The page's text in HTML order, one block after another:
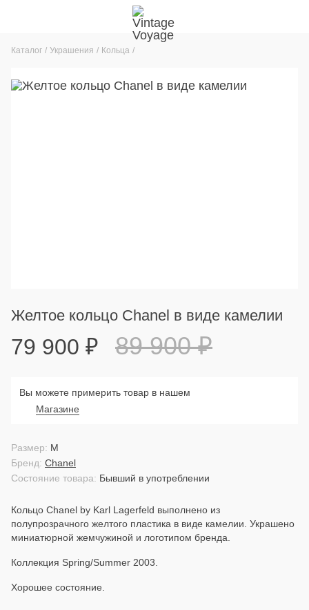
Каталог Украшения Кольца
Желтое кольцо Chanel в виде камелии
79 900 ₽ 89 900₽
Вы можете примерить товар в нашем
Магазине
Состояние товара: Бывший в употреблении
Бренд: Chanel
Размер: M
Кольцо Chanel by Karl Lagerfeld выполнено из
полупрозрачного желтого пластика в виде камелии. Украшено
миниатюрной жемчужиной и логотипом бренда.
Коллекция Spring/Summer 2003.
Хорошее состояние.